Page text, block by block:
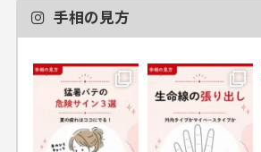
手相の見方